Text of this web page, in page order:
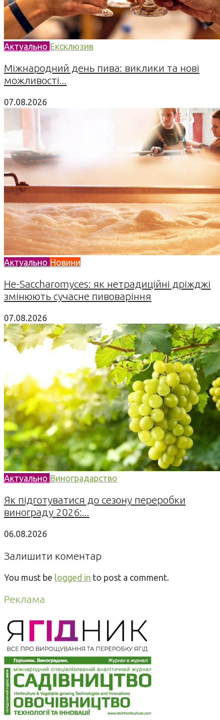
Актуально Ексклюзив
Міжнародний день пива: виклики та нові
можливості...
07.08.2026
Актуально Новини
Не-Saccharomyces: як нетрадиційні дріжджі
змінюють сучасне пивоваріння
07.08.2026
Актуально Виноградарство
Як підготуватися до сезону переробки
винограду 2026:...
06.08.2026
Залишити коментар
You must be logged in to post a comment.
Реклама